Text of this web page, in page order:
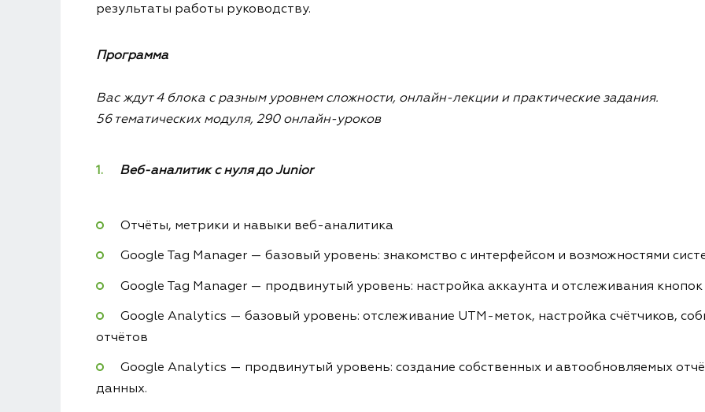
результаты работы руководству.
Программа
Вас ждут 4 блока с разным уровнем сложности, онлайн-лекции и практические задания.
56 тематических модуля, 290 онлайн-уроков
Веб-аналитик с нуля до Junior
Отчёты, метрики и навыки веб-аналитика
Google Tag Manager — базовый уровень: знакомство с интерфейсом и возможностями
Google Tag Manager — продвинутый уровень: настройка аккаунта и отслеживания кнопок
Google Analytics — базовый уровень: отслеживание UTM-меток, настройка счётчиков,
отчётов
Google Analytics — продвинутый уровень: создание собственных и автообновляемых
данных.